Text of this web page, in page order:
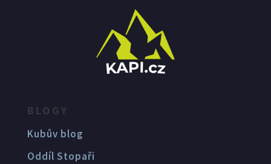
BLOGY
Kubův blog
Oddíl Stopaři